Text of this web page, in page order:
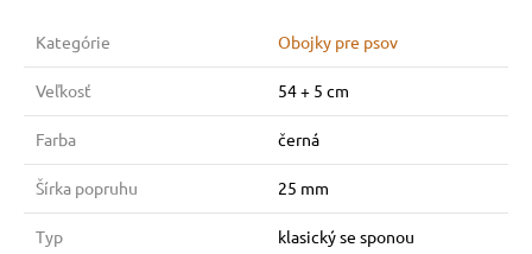
Kategórie Obojky pre psov
Veľkosť 54 + 5 cm
Farba černá
Šírka popruhu 25 mm
Typ klasický se sponou